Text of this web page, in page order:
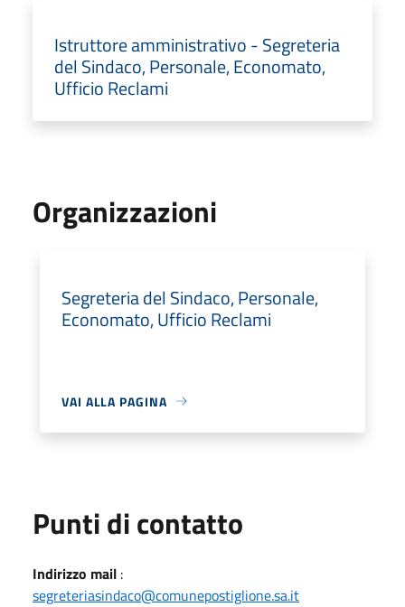
Istruttore amministrativo - Segreteria
del Sindaco, Personale, Economato,
Ufficio Reclami
Organizzazioni
Segreteria del Sindaco, Personale,
Economato, Ufficio Reclami
VAI ALLA PAGINA
Punti di contatto
Indirizzo mail :
segreteriasindaco@comunepostiglione.sa.it